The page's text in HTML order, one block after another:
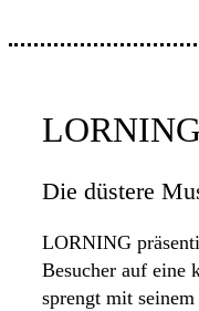
Die düstere
LORNING
Besucher auf eine
sprengt mit